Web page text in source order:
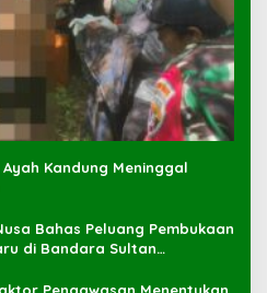
Kandung Meninggal
Bahas Peluang Pembukaan
di Bandara Sultan